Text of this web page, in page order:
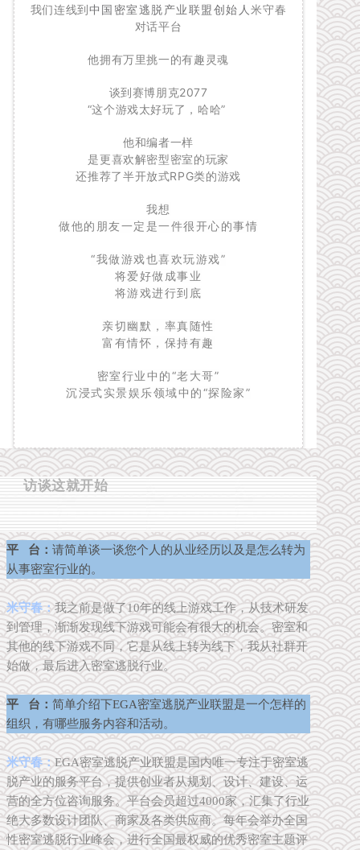
我们连线到中国密室逃脱产业联盟创始人米守春
对话平台
他拥有万里挑一的有趣灵魂
谈到赛博朋克2077
“这个游戏太好玩了，哈哈”
他和编者一样
是更喜欢解密型密室的玩家
还推荐了半开放式RPG类的游戏
我想
做他的朋友一定是一件很开心的事情
“我做游戏也喜欢玩游戏”
将爱好做成事业
将游戏进行到底
亲切幽默，率真随性
富有情怀， 保持有趣
密室行业中的“老大哥”
沉浸式实景娱乐领域中的“探险家”
访谈这就开始
平 台： 请简单谈一谈您个人的从业经历以及是怎么转为
从事密室行业的。
米守春：我之前是做了10年的线上游戏工作，从技术研发
到管理，渐渐发现线下游戏可能会有很大的机会。密室和
其他的线下游戏不同，它是从线上转为线下，我从社群开
始做，最后进入密室逃脱行业。
平 台： 简单介绍下EGA密室逃脱产业联盟是一个怎样的
组织，有哪些服务内容和活动。
米守春：EGA密室逃脱产业联盟是国内唯一专注于密室逃
脱产业的服务平台，提供创业者从规划、设计、建设、运
营的全方位咨询服务。平台会员超过4000家，汇集了行业
绝大多数设计团队、商家及各类供应商。每年会举办全国
性密室逃脱行业峰会，进行全国最权威的优秀密室主题评